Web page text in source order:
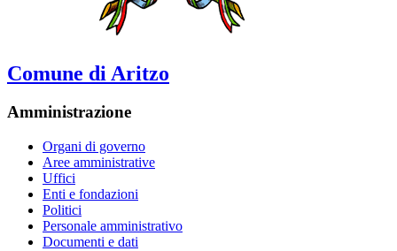
Comune di Aritzo
Amministrazione
Organi di governo
Aree amministrative
Uffici
Enti e fondazioni
Politici
Personale amministrativo
Documenti e dati